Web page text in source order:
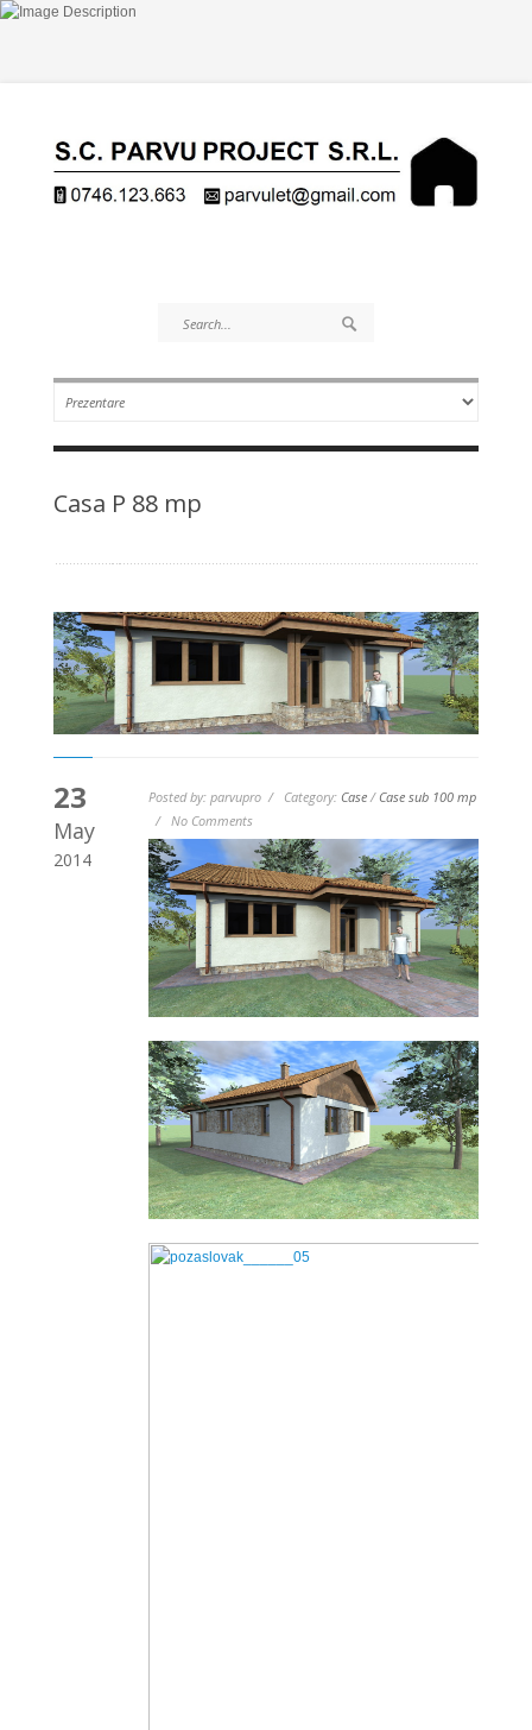
Casa P 88 mp
23
May
2014
Posted by: parvupro / Category: Case / Case sub 100 mp
/ No Comments